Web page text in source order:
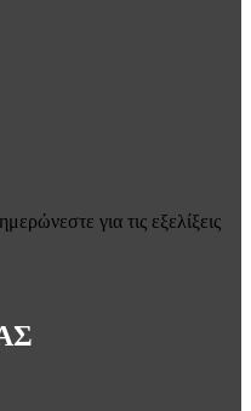
για τις εξελίξεις